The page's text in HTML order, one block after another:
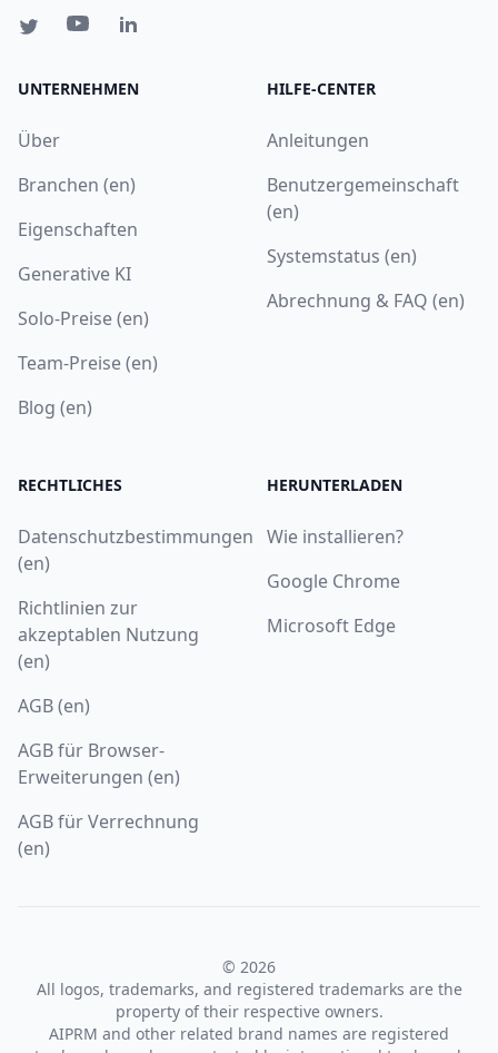
UNTERNEHMEN
Über
Branchen (en)
Eigenschaften
Generative KI
Solo-Preise (en)
Team-Preise (en)
Blog (en)
HILFE-CENTER
Anleitungen
Benutzergemeinschaft
(en)
Systemstatus (en)
Abrechnung & FAQ (en)
RECHTLICHES
Datenschutzbestimmungen
(en)
Richtlinien zur
akzeptablen Nutzung
(en)
AGB (en)
AGB für Browser-
Erweiterungen (en)
AGB für Verrechnung
(en)
HERUNTERLADEN
Wie installieren?
Google Chrome
Microsoft Edge
© 2026
All logos, trademarks, and registered trademarks are the
property of their respective owners.
AIPRM and other related brand names are registered